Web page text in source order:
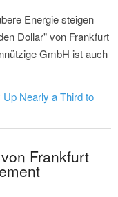
Energie steigen
Dollar" von Frankfurt
GmbH ist auch
Nearly a Third to
Frankfurt